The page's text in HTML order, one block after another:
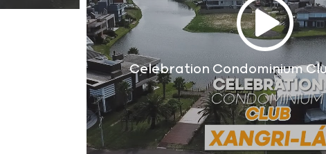
Celebration Condominium